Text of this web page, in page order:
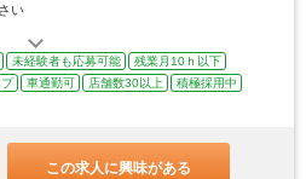
い
未経験者も応募可能
残業月10ｈ以下
車通勤可 店舗数30以上
積極採用中
この求人に興味がある